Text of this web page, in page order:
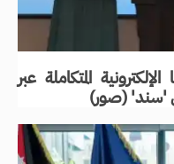
المتكاملة عبر
'سند' (صور)